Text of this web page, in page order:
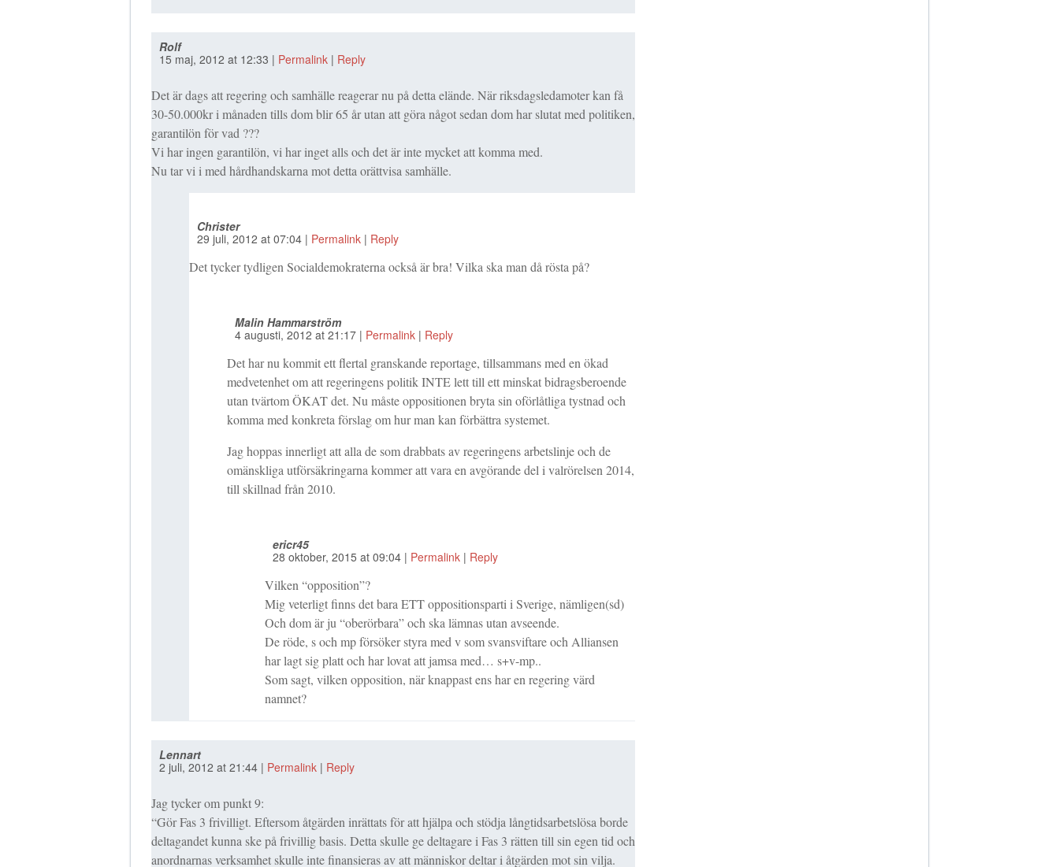
Rolf
15 maj, 2012 at 12:33 | Permalink| Reply
Det är dags att regering och samhälle reagerar nu på detta elände. När riksdagsledamoter kan få
30-50.000kr i månaden tills dom blir 65 år utan att göra något sedan dom har slutat med politiken,
garantilön för vad ???
Vi har ingen garantilön, vi har inget alls och det är inte mycket att komma med.
Nu tar vi i med hårdhandskarna mot detta orättvisa samhälle.
Christer
29 juli, 2012 at 07:04| Permalink| Reply
Det tycker tydligen Socialdemokraterna också är bra! Vilka ska man då rösta på?
Malin Hammarström
4 augusti, 2012 at 21:17| Permalink| Reply
Det har nu kommit ett flertal granskande reportage, tillsammans med en ökad
medvetenhet om att regeringens politik INTE lett till ett minskat bidragsberoende
utan tvärtom ÖKAT det. Nu måste oppositionen bryta sin oförlåtliga tystnad och
komma med konkreta förslag om hur man kan förbättra systemet.
Jag hoppas innerligt att alla de som drabbats av regeringens arbetslinje och de
omänskliga utförsäkringarna kommer att vara en avgörande del i valrörelsen 2014,
till skillnad från 2010.
ericr45
28 oktober, 2015 at 09:04| Permalink| Reply
Vilken “opposition”?
Mig veterligt finns det bara ETT oppositionsparti i Sverige, nämligen(sd)
Och dom är ju “oberörbara” och ska lämnas utan avseende.
De röde, s och mp försöker styra med v som svansviftare och Alliansen
har lagt sig platt och har lovat att jamsa med… s+v-mp..
Som sagt, vilken opposition, när knappast ens har en regering värd
namnet?
Lennart
2 juli, 2012 at 21:44| Permalink| Reply
Jag tycker om punkt 9:
“Gör Fas 3 frivilligt. Eftersom åtgärden inrättats för att hjälpa och stödja långtidsarbetslösa borde
deltagandet kunna ske på frivillig basis. Detta skulle ge deltagare i Fas 3 rätten till sin egen tid och
anordnarnas verksamhet skulle inte finansieras av att människor deltar i åtgärden mot sin vilja.